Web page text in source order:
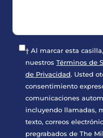
† Al marcar esta
nuestros Términos de
de Privacidad. Usted
consentimiento
comunicaciones
incluyendo llamadas,
texto, correos
pregrabados de The